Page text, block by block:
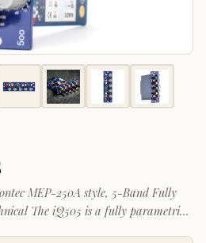
MEP-250A style, 5-Band Fully
The iQ505 is a fully parametric